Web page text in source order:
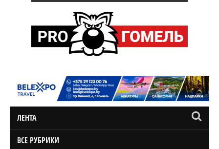
ЛЕНТА
ВСЕ РУБРИКИ